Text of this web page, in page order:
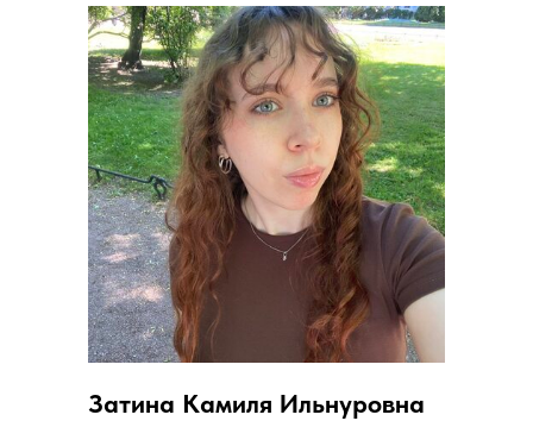
Затина Камиля Ильнуровна